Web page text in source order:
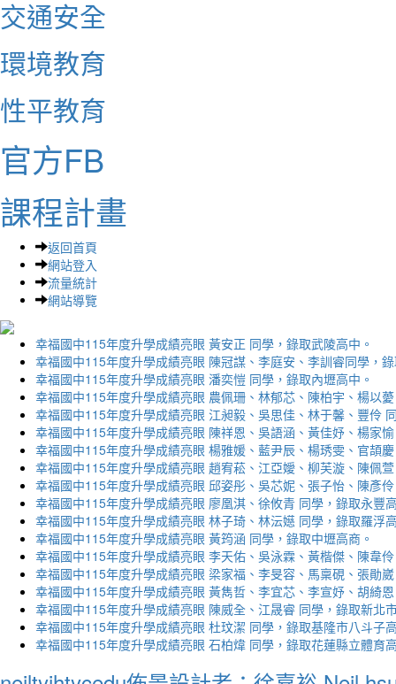
交通安全
環境教育
性平教育
官方FB
課程計畫
返回首頁
網站登入
流量統計
網站導覽
幸福國中115年度升學成績亮眼 黃安正 同學，錄取武陵高中。
幸福國中115年度升學成績亮眼 陳冠謀、李庭安、李訓睿同學，
幸福國中115年度升學成績亮眼 潘奕愷 同學，錄取內壢高中。
幸福國中115年度升學成績亮眼 農佩珊、林郁芯、陳柏宇、楊以
幸福國中115年度升學成績亮眼 江昶毅、吳思佳、林于馨、豐伶
幸福國中115年度升學成績亮眼 陳祥恩、吳語涵、黃佳妤、楊家
幸福國中115年度升學成績亮眼 楊雅媛、藍尹辰、楊琇雯、官頡
幸福國中115年度升學成績亮眼 趙宥菘、江亞嬡、柳芙漩、陳佩
幸福國中115年度升學成績亮眼 邱姿彤、吳芯妮、張子怡、陳彥
幸福國中115年度升學成績亮眼 廖凰淇、徐攸青 同學，錄取永豐
幸福國中115年度升學成績亮眼 林子琦、林沄嬨 同學，錄取羅浮
幸福國中115年度升學成績亮眼 黃筠涵 同學，錄取中壢高商。
幸福國中115年度升學成績亮眼 李天佑、吳泳霖、黃楷傑、陳韋
幸福國中115年度升學成績亮眼 梁家福、李旻容、馬稟硯、張勛
幸福國中115年度升學成績亮眼 黃雋哲、李宜芯、李宣妤、胡綺
幸福國中115年度升學成績亮眼 陳威全、江晟睿 同學，錄取新北
幸福國中115年度升學成績亮眼 杜玟潔 同學，錄取基隆市八斗子
幸福國中115年度升學成績亮眼 石柏煒 同學，錄取花蓮縣立體育